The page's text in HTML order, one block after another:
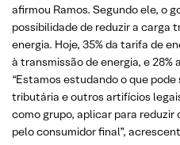
afirmou Ramos. Segundo ele, o
possibilidade de reduzir a carga
energia. Hoje, 35% da tarifa de
à transmissão de energia, e 28%
“Estamos estudando o que
tributária e outros artifícios
como grupo, aplicar para reduzir
pelo consumidor final”,